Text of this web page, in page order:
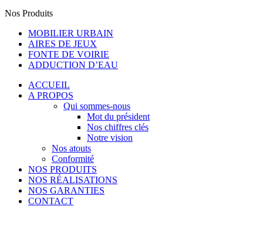
Nos Produits
MOBILIER URBAIN
AIRES DE JEUX
FONTE DE VOIRIE
ADDUCTION D’EAU
ACCUEIL
A PROPOS
Qui sommes-nous
Mot du président
Nos chiffres clés
Notre vision
Nos atouts
Conformité
NOS PRODUITS
NOS RÉALISATIONS
NOS GARANTIES
CONTACT